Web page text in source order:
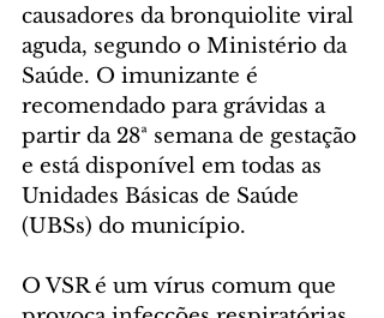
causadores da bronquiolite viral
aguda, segundo o Ministério da
Saúde. O imunizante é
recomendado para grávidas a
partir da 28ª semana de gestação
e está disponível em todas as
Unidades Básicas de Saúde
(UBSs) do município.
O VSR é um vírus comum que